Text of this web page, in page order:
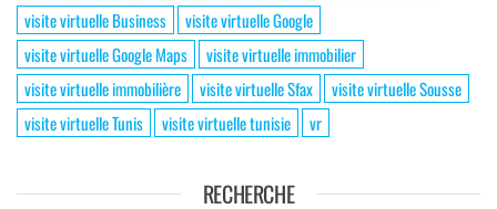
visite virtuelle Business
visite virtuelle Google
visite virtuelle Google Maps
visite virtuelle immobilier
visite virtuelle immobilière
visite virtuelle Sfax
visite virtuelle Sousse
visite virtuelle Tunis
visite virtuelle tunisie vr
RECHERCHE